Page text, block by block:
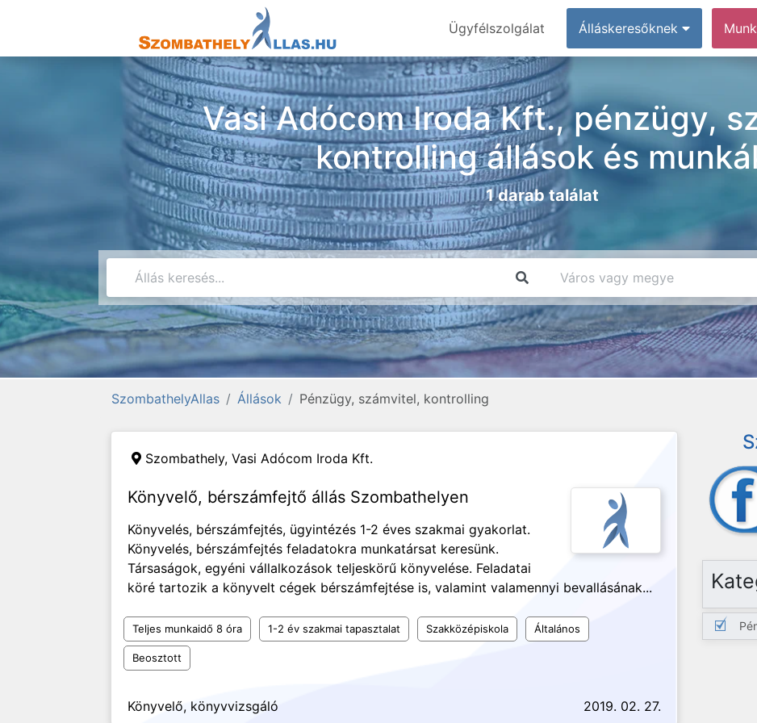
Ügyfélszolgálat Álláskeresőknek
Vasi Adócom Iroda Kft., pénzügy,
kontrolling állások és
1 darab találat
SzombathelyAllas Állások Pénzügy, számvitel, kontrolling
Szombathely, Vasi Adócom Iroda Kft.
Könyvelő, bérszámfejtő állás Szombathelyen
Könyvelés, bérszámfejtés, ügyintézés 1-2 éves szakmai gyakorlat.
Könyvelés, bérszámfejtés feladatokra munkatársat keresünk.
Társaságok, egyéni vállalkozások teljeskörű könyvelése. Feladatai
köré tartozik a könyvelt cégek bérszámfejtése is, valamint valamennyi bevallásának...
Teljes munkaidő 8 óra 1-2 év szakmai tapasztalat Szakközépiskola Általános
Beosztott
Könyvelő, könyvvizsgáló 2019. 02. 27.